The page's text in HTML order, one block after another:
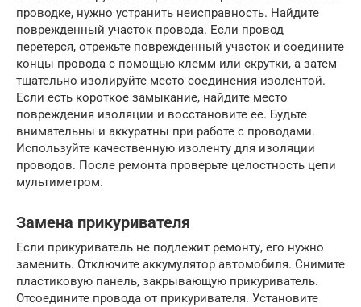
проводке, нужно устранить неисправность. Найдите
поврежденный участок провода. Если провод
перетерся, отрежьте поврежденный участок и соедините
концы провода с помощью клемм или скрутки, а затем
тщательно изолируйте место соединения изолентой.
Если есть короткое замыкание, найдите место
повреждения изоляции и восстановите ее. Будьте
внимательны и аккуратны при работе с проводами.
Используйте качественную изоленту для изоляции
проводов. После ремонта проверьте целостность цепи
мультиметром.
Замена прикуривателя
Если прикуриватель не подлежит ремонту, его нужно
заменить. Отключите аккумулятор автомобиля. Снимите
пластиковую панель, закрывающую прикуриватель.
Отсоедините провода от прикуривателя. Установите